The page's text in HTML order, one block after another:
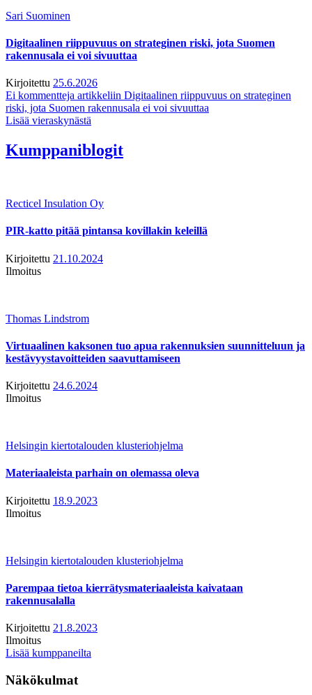
Sari Suominen
Digitaalinen riippuvuus on strateginen riski, jota Suomen
rakennusala ei voi sivuuttaa
Kirjoitettu 25.6.2026
Ei kommentteja artikkeliin Digitaalinen riippuvuus on strateginen
riski, jota Suomen rakennusala ei voi sivuuttaa
Lisää vieraskynästä
Kumppaniblogit
Recticel Insulation Oy
PIR-katto pitää pintansa kovillakin keleillä
Kirjoitettu 21.10.2024
Ilmoitus
Thomas Lindstrom
Virtuaalinen kaksonen tuo apua rakennuksien suunnitteluun ja
kestävyystavoitteiden saavuttamiseen
Kirjoitettu 24.6.2024
Ilmoitus
Helsingin kiertotalouden klusteriohjelma
Materiaaleista parhain on olemassa oleva
Kirjoitettu 18.9.2023
Ilmoitus
Helsingin kiertotalouden klusteriohjelma
Parempaa tietoa kierrätysmateriaaleista kaivataan
rakennusalalla
Kirjoitettu 21.8.2023
Ilmoitus
Lisää kumppaneilta
Näkökulmat